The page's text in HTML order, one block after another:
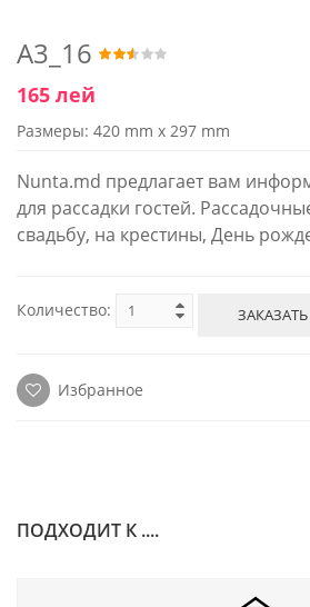
A3_16
165 лей
Размеры: 420 mm x 297 mm
Nunta.md предлагает вам
для рассадки гостей.
свадьбу, на крестины, День
Количество: ЗАКАЗАТЬ
Избранное
ПОДХОДИТ К ....